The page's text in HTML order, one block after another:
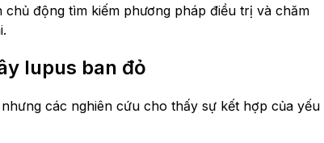
động tìm kiếm phương pháp điều trị và chăm
lupus ban đỏ
các nghiên cứu cho thấy sự kết hợp của yếu